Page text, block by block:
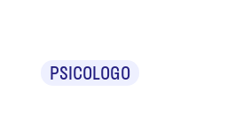
PSICOLOGO